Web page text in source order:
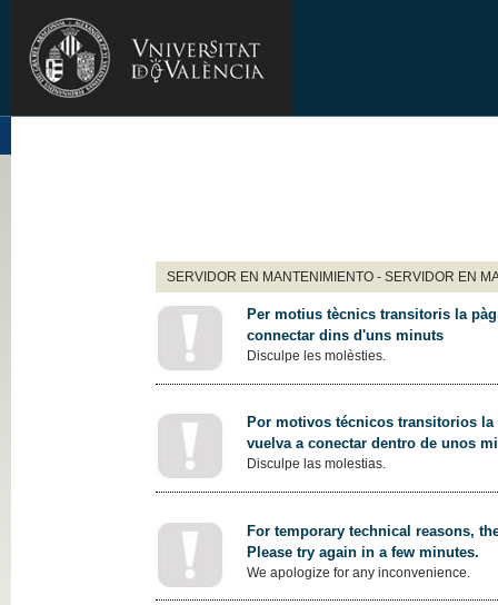
SERVIDOR EN MANTENIMIENTO - SERVIDOR EN
Per motius tècnics transitoris la
connectar dins d'uns minuts
Disculpe les molèsties.
Por motivos técnicos transitorios
vuelva a conectar dentro de unos
Disculpe las molestias.
For temporary technical reasons,
Please try again in a few minutes.
We apologize for any inconvenience.